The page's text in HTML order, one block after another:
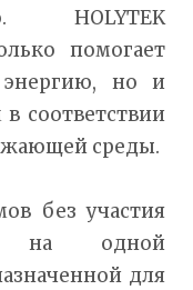
HOLYTEK
помогает
но и
соответствии
среды.
без участия
на одной
для